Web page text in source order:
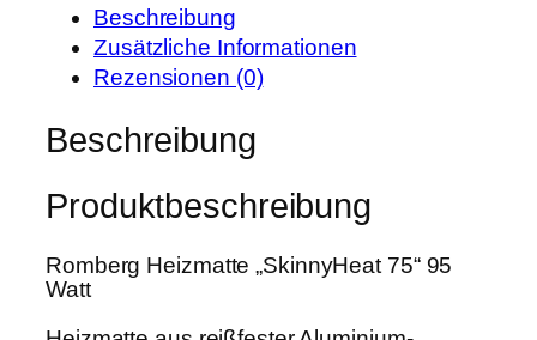
e
i
s
a
:
8
,
t
:
6
,
9
z
a
t
e
"
Beschreibung
Zusätzliche Informationen
Rezensionen (0)
Beschreibung
Produktbeschreibung
Romberg Heizmatte „SkinnyHeat 75“ 95
Watt